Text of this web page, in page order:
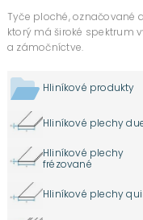
Tyče ploché, označované
ktorý má široké spektrum
a zámočníctve.
Hliníkové produkty
Hliníkové plechy
Hliníkové plechy
frézované
Hliníkové plechy